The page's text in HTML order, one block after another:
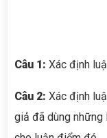
Câu 1: Xác định
Câu 2: Xác định
giả đã dùng những